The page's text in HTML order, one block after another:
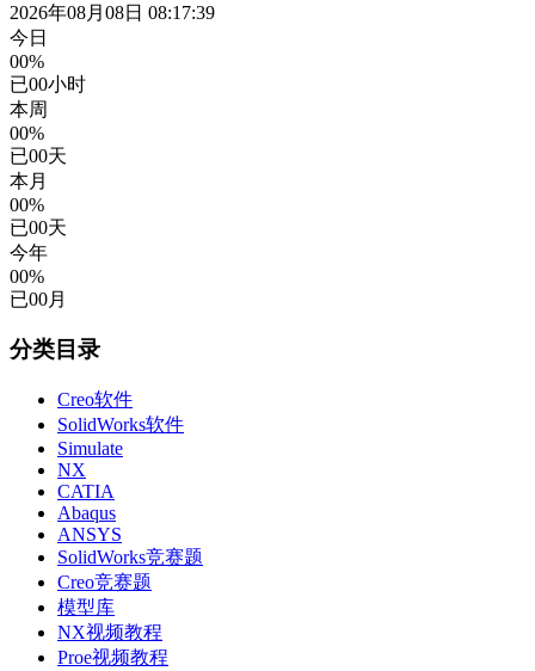
2026年08月08日 08:17:39
今日
00%
已00小时
本周
00%
已00天
本月
00%
已00天
今年
00%
已00月
分类目录
Creo软件
SolidWorks软件
Simulate
NX
CATIA
Abaqus
ANSYS
SolidWorks竞赛题
Creo竞赛题
模型库
NX视频教程
Proe视频教程